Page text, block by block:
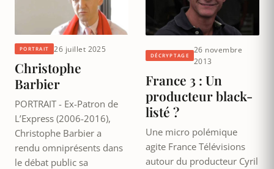
PORTRAIT 26 juillet 2025
Christophe
Barbier
PORTRAIT - Ex-Patron de
L’Express (2006-2016),
Christophe Barbier a
rendu omniprésents dans
le débat public sa
DÉCRYPTAGE
26 novembre
2013
France 3 : Un
producteur black-
listé ?
Une micro polémique
agite France Télévisions
autour du producteur Cyril